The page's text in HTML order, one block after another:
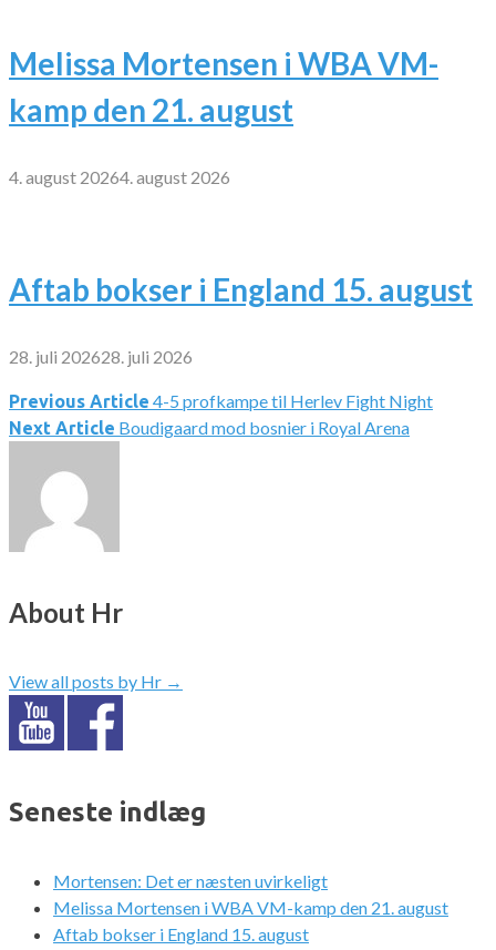
Melissa Mortensen i WBA VM-
kamp den 21. august
4. august 20264. august 2026
Aftab bokser i England 15. august
28. juli 202628. juli 2026
Indlægsnavigation
Previous Article 4-5 profkampe til Herlev Fight Night
Next Article Boudigaard mod bosnier i Royal Arena
About Hr
View all posts by Hr →
Seneste indlæg
Mortensen: Det er næsten uvirkeligt
Melissa Mortensen i WBA VM-kamp den 21. august
Aftab bokser i England 15. august